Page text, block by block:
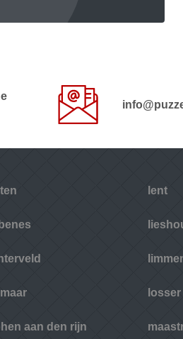
aan den rijn
lent
losser